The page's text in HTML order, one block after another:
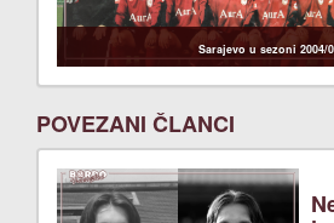
Sarajevo u sezoni 2004/
POVEZANI ČLANCI